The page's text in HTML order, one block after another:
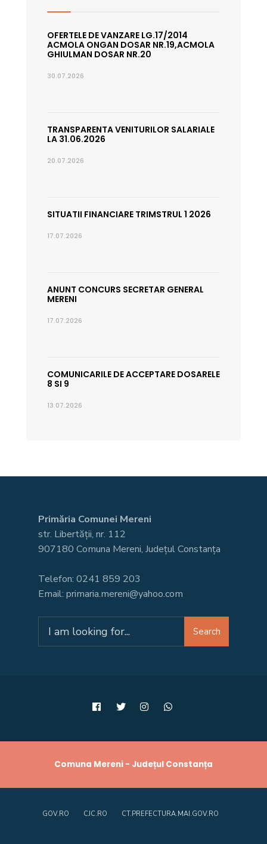
OFERTELE DE VANZARE LG.17/2014
ACMOLA ONGAN DOSAR NR.19,ACMOLA
GHIULMAN DOSAR NR.20
30.07.2026
TRANSPARENTA VENITURILOR SALARIALE
LA 31.06.2026
20.07.2026
SITUATII FINANCIARE TRIMSTRUL 1 2026
17.07.2026
ANUNT CONCURS SECRETAR GENERAL
MERENI
17.07.2026
COMUNICARILE DE ACCEPTARE DOSARELE
8 SI 9
13.07.2026
Primăria Comunei Mereni
str. Libertății, nr. 112
907180 Comuna Mereni, Județul Constanța
Telefon: 0241 859 203
Email: primaria.mereni@yahoo.com
for:
Search
Comuna Mereni - Județul Constanța
GOV.RO CJC.RO CT.PREFECTURA.MAI.GOV.RO